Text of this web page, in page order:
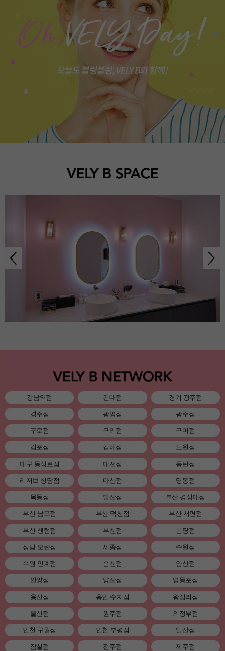
강남역점 건대점 경기 광주점
경주점 광명점 광주점
구로점 구리점 구미점
김포점 김해점 노원점
대구 동성로점 대전점 동탄점
리저브 청담점 마산점 명동점
목동점 발산점 부산 경성대점
부산 남포점 부산 덕천점 부산 서면점
부산 센텀점 부천점 분당점
성남 모란점 세종점 수원점
수원 인계점 순천점 안산점
안양점 양산점 영등포점
용산점 용인 수지점 왕십리점
울산점 원주점 의정부점
인천 구월점 인천 부평점 일산점
잠실점 전주점 제주점